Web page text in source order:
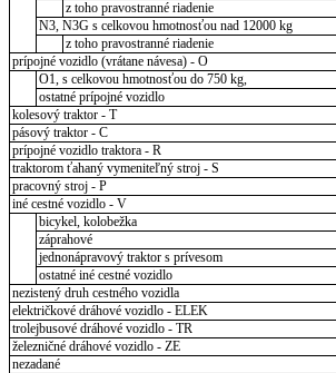
z toho pravostranné riadenie
N3, N3G s celkovou hmotnosťou nad 12000 kg
z toho pravostranné riadenie
prípojné vozidlo (vrátane návesa) - O
O1, s celkovou hmotnosťou do 750 kg,
ostatné prípojné vozidlo
kolesový traktor - T
pásový traktor - C
prípojné vozidlo traktora - R
traktorom ťahaný vymeniteľný stroj - S
pracovný stroj - P
iné cestné vozidlo - V
bicykel, kolobežka
záprahové
jednonápravový traktor s prívesom
ostatné iné cestné vozidlo
nezistený druh cestného vozidla
električkové dráhové vozidlo - ELEK
trolejbusové dráhové vozidlo - TR
železničné dráhové vozidlo - ZE
nezadané